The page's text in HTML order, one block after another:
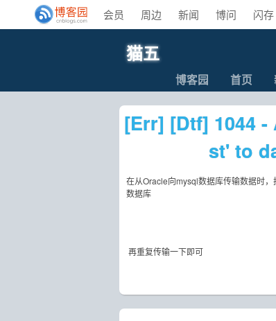
会员 周边 新闻 博问 闪存
猫五
博客园 首页
[Err] [Dtf] 1044
st' to
在从Oracle向mysql数据库传输数据时
数据库
再重复传输一下即可